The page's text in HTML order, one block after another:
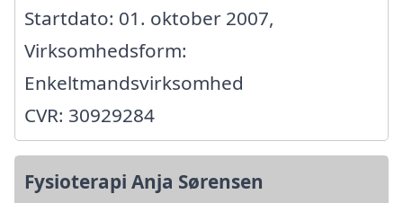
Startdato: 01. oktober 2007,
Virksomhedsform:
Enkeltmandsvirksomhed
CVR: 30929284
Fysioterapi Anja Sørensen